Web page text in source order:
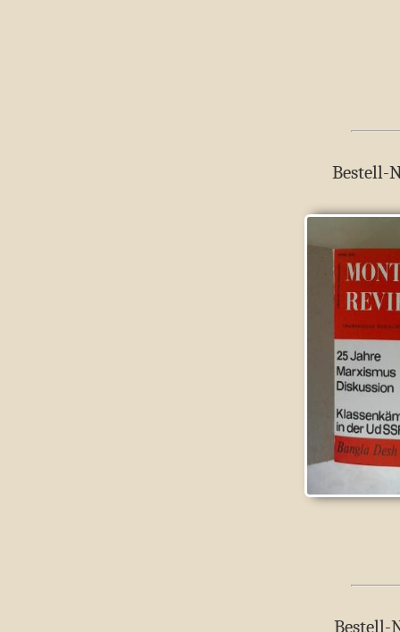
Bestell-
Bestell-